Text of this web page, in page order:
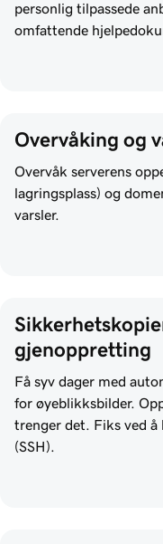
personlig tilpassede
omfattende
Overvåking og
Overvåk serverens
lagringsplass) og
varsler.
gjenoppretting
Få syv dager med
for øyeblikksbilder.
trenger det. Fiks ved
(SSH).